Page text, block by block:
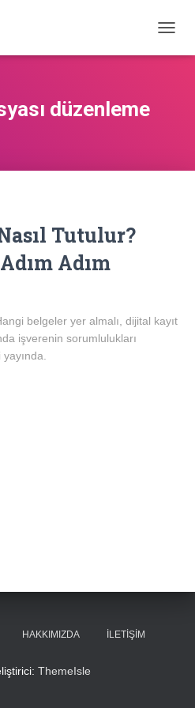
AÇ/
düzenleme
Tutulur?
Adım
belgeler yer almalı, dijital kayıt
işverenin sorumlulukları
HAKKIMIZDA İLETIŞIM
ThemeIsle